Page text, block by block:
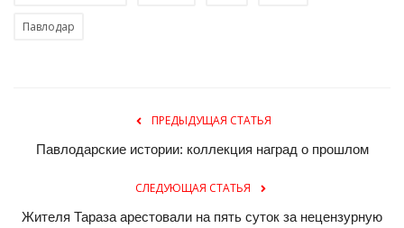
Павлодар
ПРЕДЫДУЩАЯ СТАТЬЯ
Павлодарские истории: коллекция наград о прошлом
СЛЕДУЮЩАЯ СТАТЬЯ
Жителя Тараза арестовали на пять суток за нецензурную